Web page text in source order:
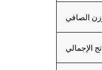
الصافي
الإجمالي